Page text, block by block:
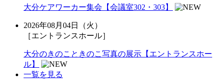
大分ケアワーカー集会【会議室302・303】
2026年08月04日（火）
［エントランスホール］
大分のきのこときのこ写真の展示【エントランスホー
ル】
一覧を見る